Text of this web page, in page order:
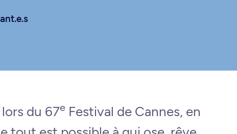
du 67e Festival de Cannes, en